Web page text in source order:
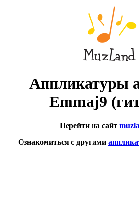
Аппликатуры
Emmaj9
Перейти на сайт
Ознакомиться с другими